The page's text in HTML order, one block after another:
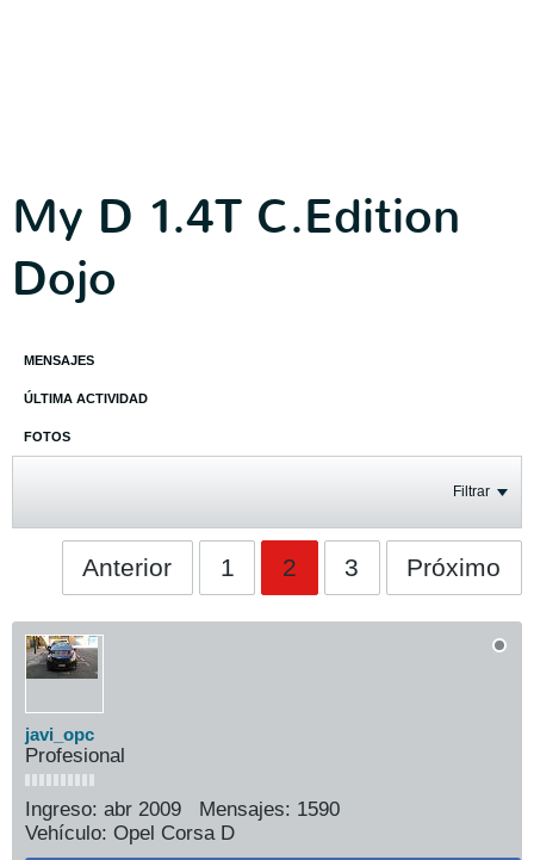
My D 1.4T C.Edition
Dojo
MENSAJES
ÚLTIMA ACTIVIDAD
FOTOS
Filtrar
Anterior 1 2 3 Próximo
javi_opc
Profesional
Ingreso: abr 2009 Mensajes: 1590
Vehículo: Opel Corsa D